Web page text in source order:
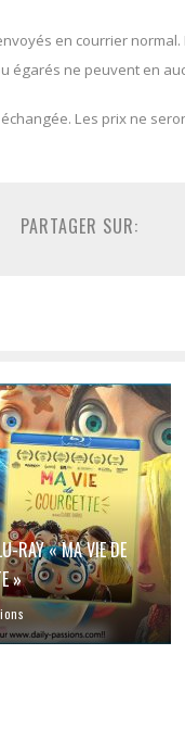
en courrier
égarés ne peuvent en
Les prix ne
PARTAGER SUR:
RAY « MA VIE DE
»